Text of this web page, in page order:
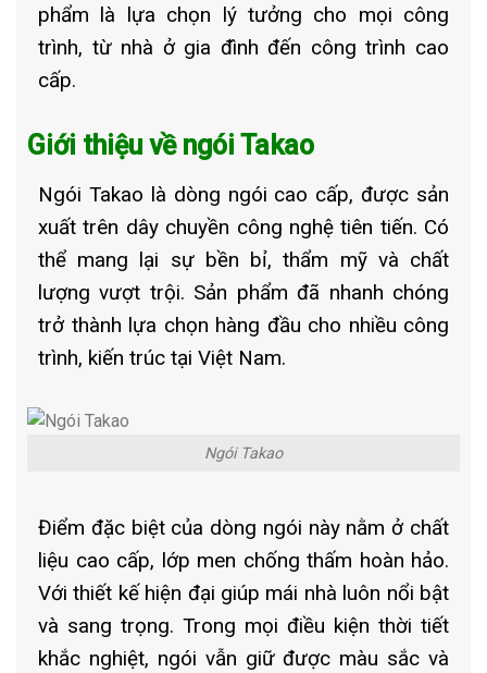
phẩm là lựa chọn lý tưởng cho mọi công
trình, từ nhà ở gia đình đến công trình cao
cấp.
Giới thiệu về ngói Takao
Ngói Takao là dòng ngói cao cấp, được sản
xuất trên dây chuyền công nghệ tiên tiến. Có
thể mang lại sự bền bỉ, thẩm mỹ và chất
lượng vượt trội. Sản phẩm đã nhanh chóng
trở thành lựa chọn hàng đầu cho nhiều công
trình, kiến trúc tại Việt Nam.
Ngói Takao
Điểm đặc biệt của dòng ngói này nằm ở chất
liệu cao cấp, lớp men chống thấm hoàn hảo.
Với thiết kế hiện đại giúp mái nhà luôn nổi bật
và sang trọng. Trong mọi điều kiện thời tiết
khắc nghiệt, ngói vẫn giữ được màu sắc và